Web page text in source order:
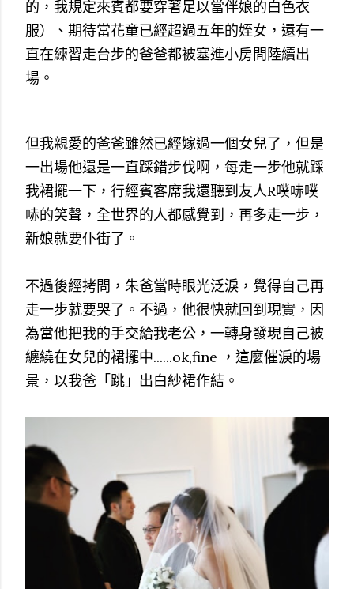
的，我規定來賓都要穿著足以當伴娘的白色衣
服）、期待當花童已經超過五年的姪女，還有一
直在練習走台步的爸爸都被塞進小房間陸續出
場。
但我親愛的爸爸雖然已經嫁過一個女兒了，但是
一出場他還是一直踩錯步伐啊，每走一步他就踩
我裙擺一下，行經賓客席我還聽到友人R噗哧噗
哧的笑聲，全世界的人都感覺到，再多走一步，
新娘就要仆街了。
不過後經拷問，朱爸當時眼光泛淚，覺得自己再
走一步就要哭了。不過，他很快就回到現實，因
為當他把我的手交給我老公，一轉身發現自己被
纏繞在女兒的裙擺中......ok,fine ，這麼催淚的場
景，以我爸「跳」出白紗裙作結。